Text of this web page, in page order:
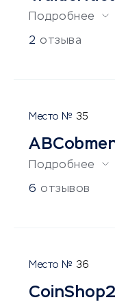
Подробнее
2 отзыва
35
Подробнее
6 отзывов
36